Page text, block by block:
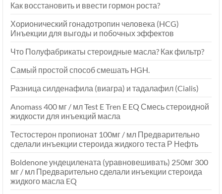
Как восстановить и ввести гормон роста?
Хорионический гонадотропин человека (HCG)
Инъекции для выгоды и побочных эффектов
Что Полуфабрикаты стероидные масла? Как фильтр?
Самый простой способ смешать HGH.
Разница силденафила (виагра) и тадалафил (Cialis)
Anomass 400 мг / мл Test E Tren E EQ Смесь стероидной
жидкости для инъекций масла
Тестостерон пропионат 100мг / мл Предварительно
сделали инъекции стероида жидкого теста Р Нефть
Boldenone ундецилената (уравновешивать) 250мг 300
мг / мл Предварительно сделали инъекции стероида
жидкого масла EQ